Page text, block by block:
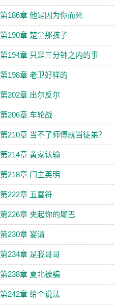
第186章 他是因为你而死
第190章 楚尘那孩子
第194章 只是三分钟之内的事
第198章 老卫好样的
第202章 出尔反尔
第206章 车轮战
第210章 当不了师傅就当徒弟？
第214章 黄家认输
第218章 门主英明
第222章 五雷符
第226章 夹起你的尾巴
第230章 宴请
第234章 是我哥哥
第238章 夏北被骗
第242章 给个说法